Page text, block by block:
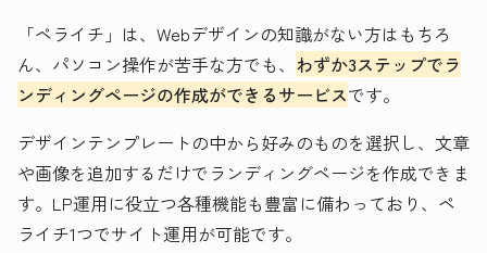
「ペライチ」は、Webデザインの知識がない方はもちろ
ん、パソコン操作が苦手な方でも、 わずか3ステップでラ
ンディングページの作成ができるサービスです。
デザインテンプレートの中から好みのものを選択し、文章
や画像を追加するだけでランディングページを作成できま
す。LP運用に役立つ各種機能も豊富に備わっており、ペ
ライチ1つでサイト運用が可能です。